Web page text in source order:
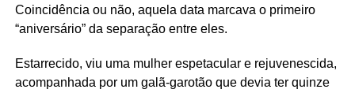
Coincidência ou não, aquela data marcava o primeiro
“aniversário” da separação entre eles.
Estarrecido, viu uma mulher espetacular e rejuvenescida,
acompanhada por um galã-garotão que devia ter quinze